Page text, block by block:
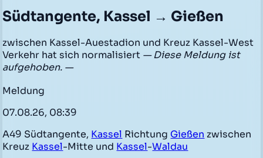
Südtangente, Kassel → Gießen
zwischen Kassel-Auestadion und Kreuz Kassel-West
Verkehr hat sich normalisiert — Diese Meldung ist
aufgehoben. —
Meldung
07.08.26, 08:39
A49 Südtangente, Kassel Richtung Gießen zwischen
Kreuz Kassel-Mitte und Kassel-Waldau